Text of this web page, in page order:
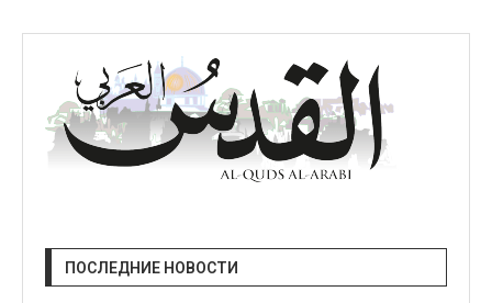
ПОСЛЕДНИЕ НОВОСТИ